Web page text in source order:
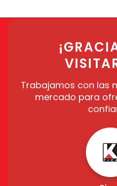
Trabajamos con las
mercado para